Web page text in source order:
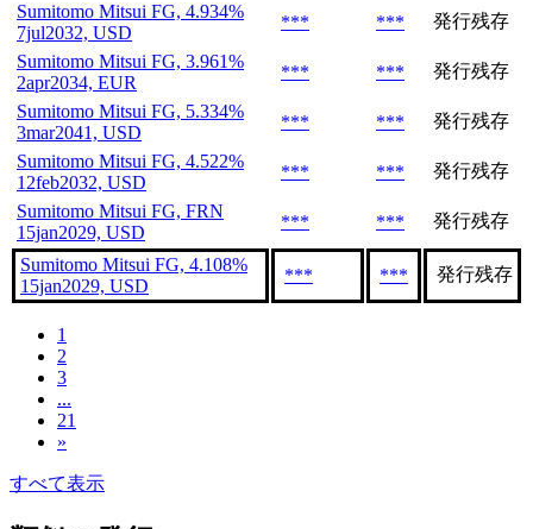
Sumitomo Mitsui FG, 4.934%
7jul2032, USD
*** ***
発行残存
Sumitomo Mitsui FG, 3.961%
2apr2034, EUR
*** ***
発行残存
Sumitomo Mitsui FG, 5.334%
3mar2041, USD
*** ***
発行残存
Sumitomo Mitsui FG, 4.522%
12feb2032, USD
*** ***
発行残存
Sumitomo Mitsui FG, FRN
15jan2029, USD
*** *** 発行残存
Sumitomo Mitsui FG, 4.108%
15jan2029, USD
*** *** 発行残存
1
2
3
...
21
»
すべて表示